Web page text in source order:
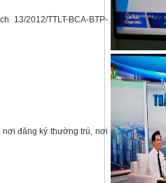
13/2012/TTLT-BCA-BTP-
nơi đăng ký thường trú, nơi